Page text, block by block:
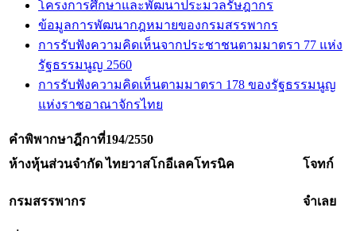
โครงการศึกษาและพัฒนาประมวลรัษฎากร
ข้อมูลการพัฒนากฎหมายของกรมสรรพากร
การรับฟังความคิดเห็นจากประชาชนตามมาตรา 77 แห่ง
รัฐธรรมนูญ 2560
การรับฟังความคิดเห็นตามมาตรา 178 ของรัฐธรรมนูญ
แห่งราชอาณาจักรไทย
คำพิพากษาฎีกาที่194/2550
ห้างหุ้นส่วนจำกัด ไทยวาสโกอีเลคโทรนิค
โจทก์
กรมสรรพากร จำเลย